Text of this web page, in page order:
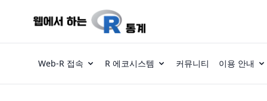
Web-R 접속 R 에코시스템 커뮤니티 이용 안내